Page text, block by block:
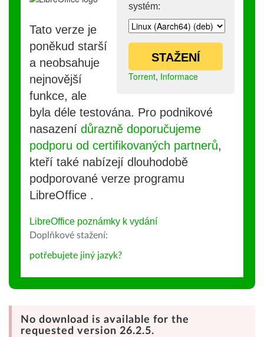
systém:
STAŽENÍ
Torrent, Informace
Tato verze je
poněkud starší
a neobsahuje
nejnovější
funkce, ale
byla déle testována. Pro podnikové
nasazení důrazně doporučujeme
podporu od certifikovaných partnerů,
kteří také nabízejí dlouhodobě
podporované verze programu
LibreOffice .
LibreOffice poznámky k vydání
Doplňkové stažení:
potřebujete jiný jazyk?
No download is available for the
requested version 26.2.5.